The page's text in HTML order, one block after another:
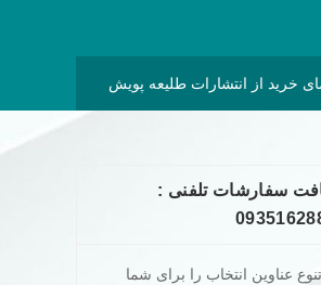
خرید از انتشارات طلیعه پویش
سفارشات تلفنی :
عناوین انتخاب را برای شما